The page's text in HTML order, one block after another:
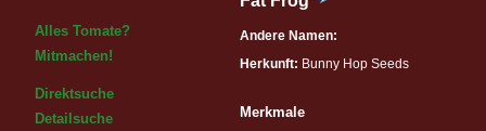
Alles Tomate?
Mitmachen!
Direktsuche
Detailsuche
Andere Namen:
Herkunft: Bunny Hop Seeds
Merkmale